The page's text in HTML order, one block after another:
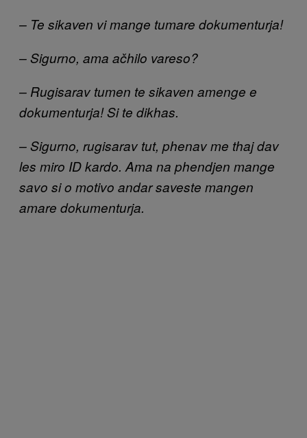
– Te sikaven vi mange tumare dokumenturja!
– Sigurno, ama ačhilo vareso?
– Rugisarav tumen te sikaven amenge e
dokumenturja! Si te dikhas.
– Sigurno, rugisarav tut, phenav me thaj dav
les miro ID kardo. Ama na phendjen mange
savo si o motivo andar saveste mangen
amare dokumenturja.